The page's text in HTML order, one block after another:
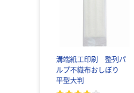
溝端紙工印刷 整列パ
ルプ不織布おしぼり
平型大判